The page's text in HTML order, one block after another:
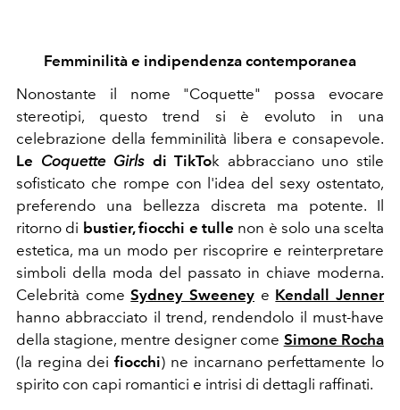
Femminilità e indipendenza contemporanea
Nonostante il nome "Coquette" possa evocare
stereotipi, questo trend si è evoluto in una
celebrazione della femminilità libera e consapevole.
Le Coquette Girls di TikTok abbracciano uno stile
sofisticato che rompe con l'idea del sexy ostentato,
preferendo una bellezza discreta ma potente. Il
ritorno di bustier, fiocchi e tulle non è solo una scelta
estetica, ma un modo per riscoprire e reinterpretare
simboli della moda del passato in chiave moderna.
Celebrità comeSydney Sweeney e Kendall Jenner
hanno abbracciato il trend, rendendolo il must-have
della stagione, mentre designer come Simone Rocha
(la regina deifiocchi) ne incarnano perfettamente lo
spirito con capi romantici e intrisi di dettagli raffinati.